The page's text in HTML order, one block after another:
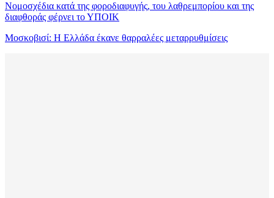
Νομοσχέδια κατά της φοροδιαφυγής, του λαθρεμπορίου και της
διαφθοράς φέρνει το ΥΠΟΙΚ
Μοσκοβισί: Η Ελλάδα έκανε θαρραλέες μεταρρυθμίσεις